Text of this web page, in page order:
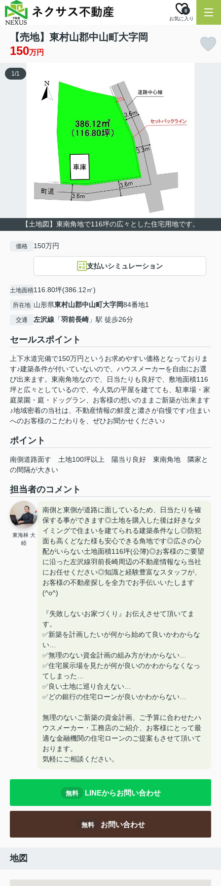
お気に入り
0
【売地】東村山郡中山町大字岡
150万円
【土地図】東南角地で116坪の広々とした住宅用地です。
1/1
価格 150万円
支払いシミュレーション
土地面積116.80坪(386.12㎡)
所在地 山形県東村山郡中山町大字岡84番地1
交通 左沢線 「羽前長崎 」駅 徒歩26分
セールスポイント
上下水道完備で150万円というお求めやすい価格となっておりま
す♪建築条件が付いていないので、ハウスメーカーを自由にお選
び出来ます。東南角地なので、日当たりも良好で、敷地面積116
坪と広々としているので、今人気の平屋を建てても、駐車場・家
庭菜園・庭・ドッグラン、お客様の想いのままご新築が出来ます
♪地域密着の当社は、不動産情報の鮮度と濃さが自慢です♪住まい
へのお客様のこだわりを、ぜひお聞かせください♪
ポイント
南側道路面す 土地100坪以上 陽当り良好 東南角地
隣家と
の間隔が大きい
担当者のコメント
東海林 大
睦
南側と東側が道路に面しているため、日当たりを確
保する事ができます◎土地を購入した後は好きなタ
イミングで住まいを建てられる建築条件なし◎防犯
面も高くどなた様も安心できる角地です◎広さの心
配がいらない土地面積116坪(公簿)◎お客様のご要望
に沿った左沢線羽前長崎周辺の不動産情報なら当社
にお任せください◎知識と経験豊富なスタッフが、
お客様の不動産探しを全力でお手伝いいたします
(^o^)
『失敗しないお家づくり』お伝えさせて頂いてま
す。
✅新築を計画したいが何から始めて良いかわからな
い…
✅無理のない資金計画の組み方がわからない…
✅住宅展示場を見たが何が良いのかわからなくなっ
てしまった…
✅良い土地に巡り合えない…
✅どの銀行の住宅ローンが良いかわからない…
無理のないご新築の資金計画、ご予算に合わせたハ
ウスメーカー・工務店のご紹介、お客様にとって最
適な金融機関の住宅ローンのご提案もさせて頂いて
おります。
気軽にご相談ください。
無料 LINEからお問い合わせ
無料 お問い合わせ
地図